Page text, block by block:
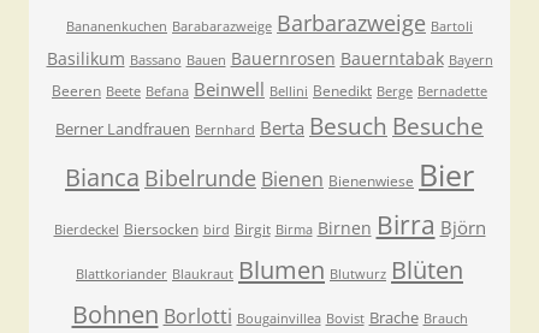
Bananenkuchen Barabarazweige Barbarazweige Bartoli
Basilikum Bassano Bauen Bauernrosen Bauerntabak Bayern
Beeren Beete Befana Beinwell Bellini Benedikt Berge Bernadette
Berner Landfrauen Bernhard Berta Besuch Besuche
Bianca Bibelrunde Bienen Bienenwiese Bier
Bierdeckel Biersocken bird Birgit Birma Birnen Birra Björn
Blattkoriander Blaukraut Blumen Blutwurz Blüten
Bohnen Borlotti Bougainvillea Bovist Brache Brauch